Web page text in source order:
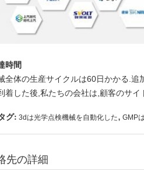
時間
全体の生産サイクルは60日かかる.
着した後,私たちの会社は,顧客のサ
グ: 3dは光学点検機械を自動化した, GMP
先の詳細